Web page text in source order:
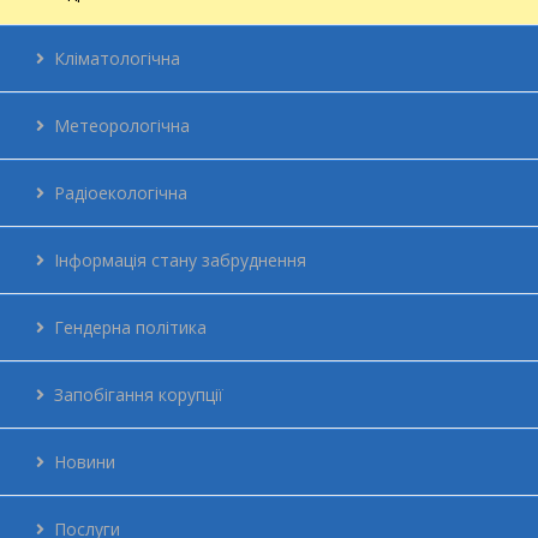
Публікації
Історія ЦГО
Положення
Абетка безпеки
Мережа
Енергетичний менеджмент
Контакти
Для громадян
Кліматологічна
Метеорологічна
Радіоекологічна
Інформація стану забруднення
Гендерна політика
Запобігання корупції
Новини
Послуги